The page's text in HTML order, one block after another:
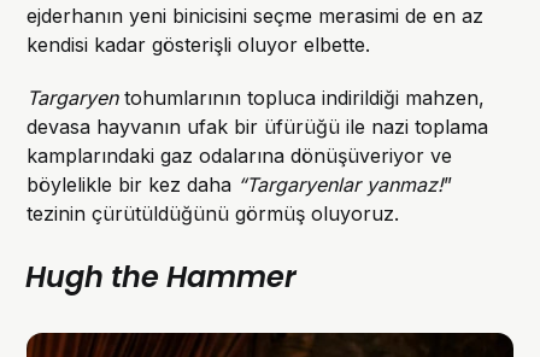
ejderhanın yeni binicisini seçme merasimi de en az
kendisi kadar gösterişli oluyor elbette.
Targaryentohumlarının topluca indirildiği mahzen,
devasa hayvanın ufak bir üfürüğü ile nazi toplama
kamplarındaki gaz odalarına dönüşüveriyor ve
böylelikle bir kez daha “Targaryenlar yanmaz!”
tezinin çürütüldüğünü görmüş oluyoruz.
Hugh the Hammer